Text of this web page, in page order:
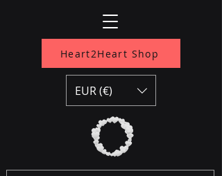
Heart2Heart Shop
EUR (€)